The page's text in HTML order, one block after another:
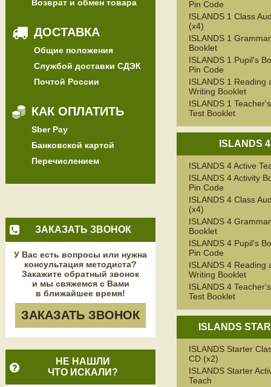
Возврат и обмен товара
ДОСТАВКА
Общие положения
Службой доставки СДЭК
Почтой России
КАК ОПЛАТИТЬ
Sber Pay
Банковской картой
Перечислением
ЗАКАЗАТЬ ЗВОНОК
У Вас есть вопросы или нужна
консультация методиста?
Закажите обратный звонок
и мы свяжемся с Вами
в ближайшее время!
ЗАКАЗАТЬ ЗВОНОК
НЕ НАШЛИ
ЧТО ИСКАЛИ?
Pin Code
ISLANDS 1 Class
(x4)
ISLANDS 1 Grammar
Booklet
ISLANDS 1 Pupil's
Pin Code
ISLANDS 1 Reading
Writing Booklet
ISLANDS 1
Test Booklet
ISLANDS 4
ISLANDS 4 Active
ISLANDS 4 Activity
Pin Code
ISLANDS 4 Class
(x4)
ISLANDS 4 Grammar
Booklet
ISLANDS 4 Pupil's
Pin Code
ISLANDS 4 Reading
Writing Booklet
ISLANDS 4
Test Booklet
ISLANDS
ISLANDS Starter
CD (x2)
ISLANDS Starter
Teach